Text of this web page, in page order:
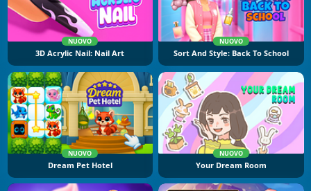
NUOVO
3D Acrylic Nail: Nail Art
NUOVO
Sort And Style: Back To School
NUOVO
Dream Pet Hotel
NUOVO
Your Dream Room